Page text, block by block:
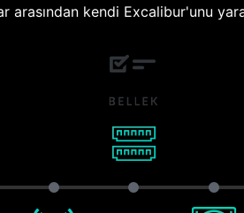
arasından kendi Excalibur'unu